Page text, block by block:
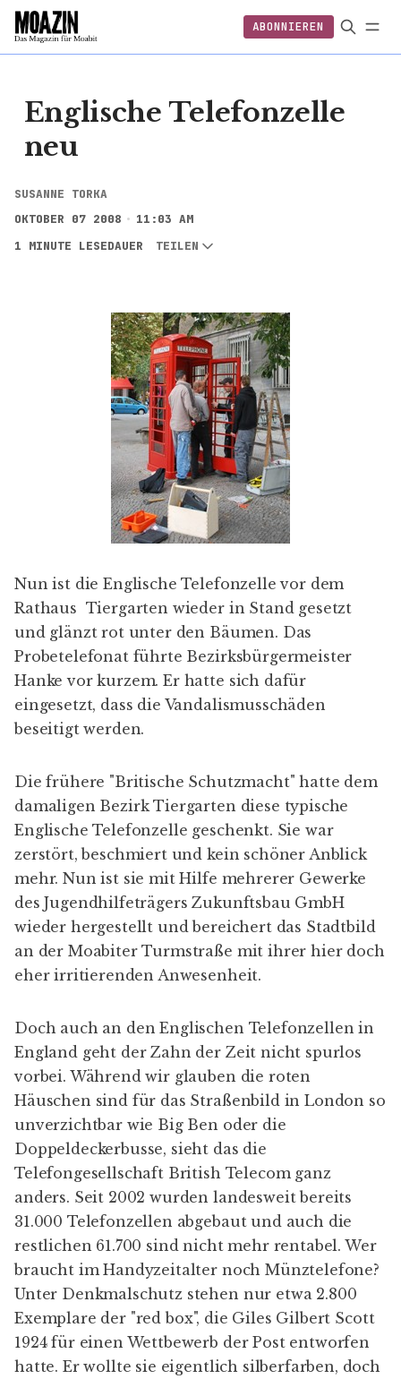
ABONNIEREN
EINLOGGEN
ABONNIEREN FOLGEN
Englische Telefonzelle
neu
SUSANNE TORKA
OKTOBER 07 2008
11:03 AM
1 MINUTE LESEDAUER
TEILEN
Nun ist die Englische Telefonzelle vor dem
Rathaus Tiergarten wieder in Stand gesetzt
und glänzt rot unter den Bäumen. Das
Probetelefonat führte Bezirksbürgermeister
Hanke vor kurzem. Er hatte sich dafür
eingesetzt, dass die Vandalismusschäden
beseitigt werden.
Die frühere "Britische Schutzmacht" hatte dem
damaligen Bezirk Tiergarten diese typische
Englische Telefonzelle geschenkt. Sie war
zerstört, beschmiert und kein schöner Anblick
mehr. Nun ist sie mit Hilfe mehrerer Gewerke
des JugendhilfeträgersZukunftsbau GmbH
wieder hergestellt und bereichert das Stadtbild
an der Moabiter Turmstraße mit ihrer hier doch
eher irritierenden Anwesenheit.
Doch auch an den Englischen Telefonzellen in
England geht der Zahn der Zeit nicht spurlos
vorbei. Während wir glauben die roten
Häuschen sind für das Straßenbild in London so
unverzichtbar wie Big Ben oder die
Doppeldeckerbusse, sieht das die
Telefongesellschaft British Telecom ganz
anders. Seit 2002 wurden landesweit bereits
31.000 Telefonzellen abgebaut und auch die
restlichen 61.700 sind nicht mehr rentabel. Wer
braucht im Handyzeitalter noch Münztelefone?
Unter Denkmalschutz stehen nur etwa 2.800
Exemplare der "red box", die Giles Gilbert Scott
1924 für einen Wettbewerb der Post entworfen
hatte. Er wollte sie eigentlich silberfarben, doch